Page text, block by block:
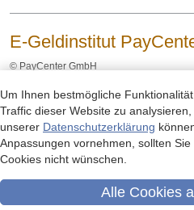
E-Geldinstitut
© PayCenter GmbH
Impressum -
Um Ihnen bestmögliche
Traffic dieser Website zu
unserer Datenschutzerklärung
Anpassungen vornehmen, sollten
Cookies nicht wünschen.
Alle Cookies